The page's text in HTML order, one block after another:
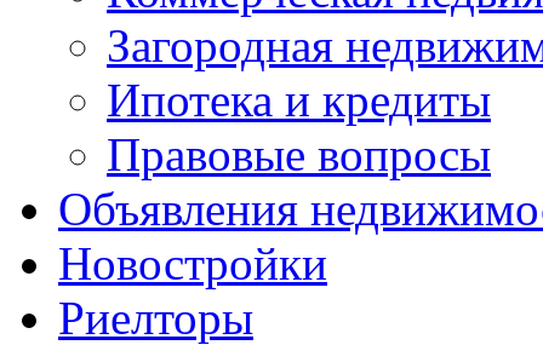
Загородная
Ипотека и кредиты
Правовые вопросы
Объявления
Новостройки
Риелторы